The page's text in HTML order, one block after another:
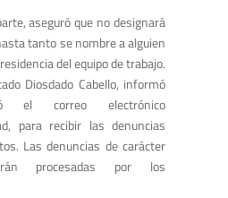
aseguró que no designará
tanto se nombre a alguien
del equipo de trabajo.
Diosdado Cabello, informó
el correo electrónico
para recibir las denuncias
Las denuncias de carácter
procesadas por los